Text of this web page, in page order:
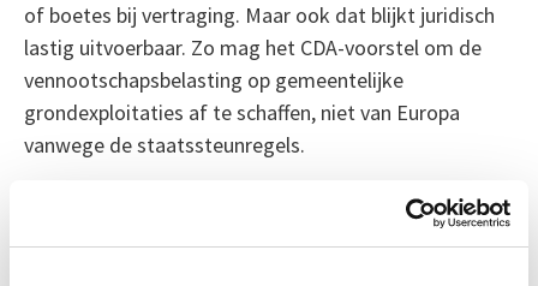
of boetes bij vertraging. Maar ook dat blijkt juridisch
lastig uitvoerbaar. Zo mag het CDA-voorstel om de
vennootschapsbelasting op gemeentelijke
grondexploitaties af te schaffen, niet van Europa
vanwege de staatssteunregels.